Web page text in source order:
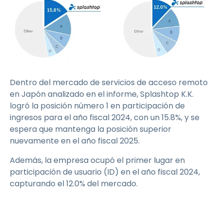
Dentro del mercado de servicios de acceso remoto
en Japón analizado en el informe, Splashtop K.K.
logró la posición número 1 en participación de
ingresos para el año fiscal 2024, con un 15.8%, y se
espera que mantenga la posición superior
nuevamente en el año fiscal 2025.
Además, la empresa ocupó el primer lugar en
participación de usuario (ID) en el año fiscal 2024,
capturando el 12.0% del mercado.